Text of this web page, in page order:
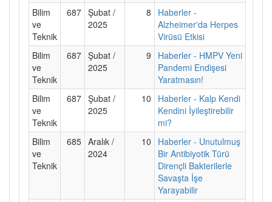
Bilim
ve
Teknik
687 Şubat /
2025
8
Haberler -
Alzheimer'da Herpes
Virüsü Etkisi
Bilim
ve
Teknik
687 Şubat /
2025
9
Haberler - HMPV Yeni
Pandemi Endişesi
Yaratmasın!
Bilim
ve
Teknik
687 Şubat /
2025
10
Haberler - Kalp Kendi
Kendini İyileştirebilir
mi?
Bilim
ve
Teknik
685 Aralık /
2024
10
Haberler - Unutulmuş
Bir Antibiyotik Türü
Dirençli Bakterilerle
Savaşta İşe
Yarayabilir